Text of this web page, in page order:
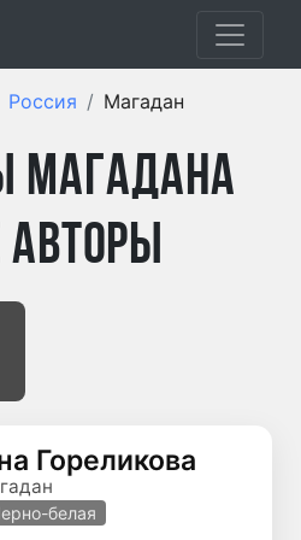
Россия Магадан
Магадана
Гореликова
белая